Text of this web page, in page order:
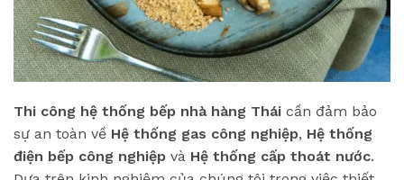
Thi công hệ thống bếp nhà hàng Thái cần đảm bảo
sự an toàn về Hệ thống gas công nghiệp, Hệ thống
điện bếp công nghiệp và Hệ thống cấp thoát nước.